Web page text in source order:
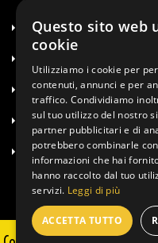
GDPR E-Commerce
Termini & Condizioni
Diritto Di Recesso
Info Spedizioni
Questo sito web
cookie
Utilizziamo i cookie per
contenuti, annunci e per
traffico. Condividiamo
sul tuo utilizzo del nostro
partner pubblicitari e di
potrebbero combinarle
informazioni che hai
hanno raccolto dal tuo
servizi. Leggi di più
ACCETTA TUTTO